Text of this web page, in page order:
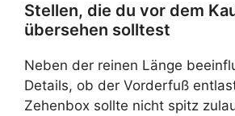
Stellen, die du vor dem
übersehen solltest
Neben der reinen Länge
Details, ob der Vorderfuß
Zehenbox sollte nicht spitz